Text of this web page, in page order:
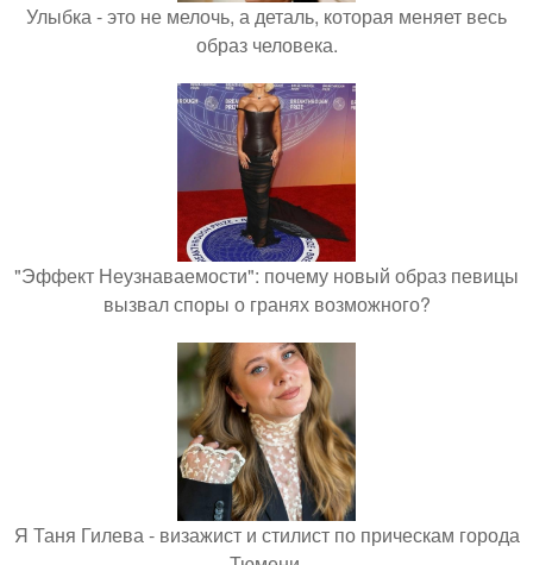
Улыбка - это не мелочь, а деталь, которая меняет весь
образ человека.
"Эффект Неузнаваемости": почему новый образ певицы
вызвал споры о гранях возможного?
Я Таня Гилева - визажист и стилист по прическам города